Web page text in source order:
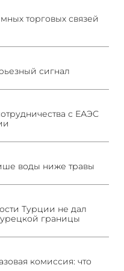
торговых связей
сигнал
с ЕАЭС
воды ниже травы
Турции не дал
границы
комиссия: что